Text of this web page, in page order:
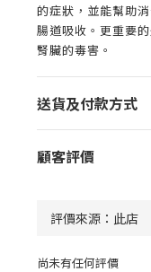
的症狀，並能幫助
腸道吸收。更重要
腎臟的毒害。
送貨及付款方式
顧客評價
尚未有任何評價